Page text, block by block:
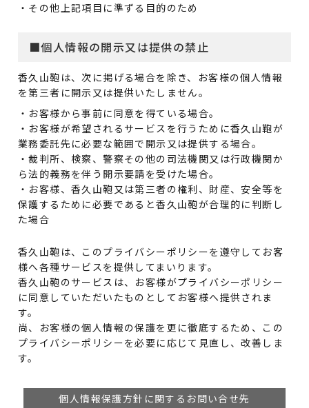
・その他上記項目に準ずる目的のため
■個人情報の開示又は提供の禁止
香久山鞄は、次に掲げる場合を除き、お客様の個人情報
を第三者に開示又は提供いたしません。
・お客様から事前に同意を得ている場合。
・お客様が希望されるサービスを行うために香久山鞄が
業務委託先に必要な範囲で開示又は提供する場合。
・裁判所、検察、警察その他の司法機関又は行政機関か
ら法的義務を伴う開示要請を受けた場合。
・お客様、香久山鞄又は第三者の権利、財産、安全等を
保護するために必要であると香久山鞄が合理的に判断し
た場合
香久山鞄は、このプライバシーポリシーを遵守してお客
様へ各種サービスを提供してまいります。
香久山鞄のサービスは、お客様がプライバシーポリシー
に同意していただいたものとしてお客様へ提供されま
す。
尚、お客様の個人情報の保護を更に徹底するため、この
プライバシーポリシーを必要に応じて見直し、改善しま
す。
個人情報保護方針に関するお問い合せ先